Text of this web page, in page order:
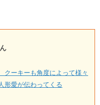
ーキーも角度によって様々
形愛が伝わってくる